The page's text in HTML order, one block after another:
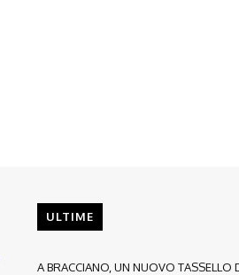
ULTIME
A BRACCIANO, UN NUOVO TASSELLO